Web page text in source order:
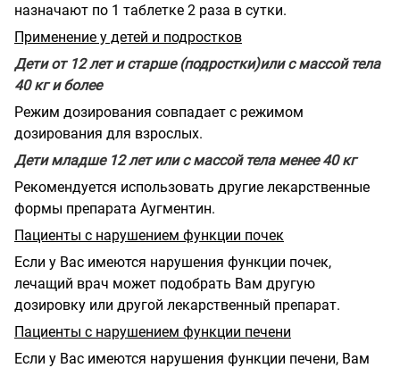
назначают по 1 таблетке 2 раза в сутки.
Применение у детей и подростков
Дети от 12 лет и старше (подростки)или с массой тела
40 кг и более
Режим дозирования совпадает с режимом
дозирования для взрослых.
Дети младше 12 лет или с массой тела менее 40 кг
Рекомендуется использовать другие лекарственные
формы препарата Аугментин.
Пациенты с нарушением функции почек
Если у Вас имеются нарушения функции почек,
лечащий врач может подобрать Вам другую
дозировку или другой лекарственный препарат.
Пациенты с нарушением функции печени
Если у Вас имеются нарушения функции печени, Вам